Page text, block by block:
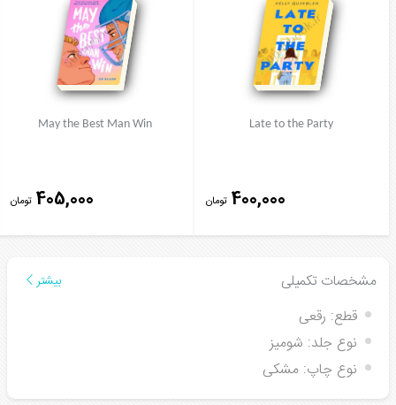
Late to the Party
400,000 تومان
May the Best Man Win
405,000 تومان
مشخصات تکمیلی بیشتر
قطع: رقعی
نوع جلد: شومیز
نوع چاپ: مشکی